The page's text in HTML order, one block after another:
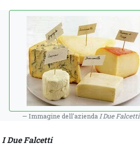
Immagine dell'azienda I Due Falcetti
I Due Falcetti